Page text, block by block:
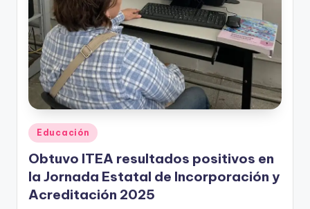
Publicado
en
Educación
Obtuvo ITEA resultados positivos en
la Jornada Estatal de Incorporación y
Acreditación 2025